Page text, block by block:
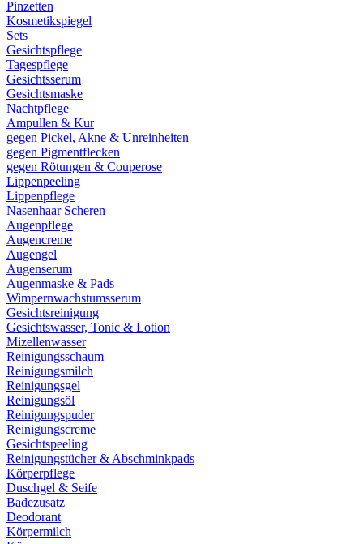
Pinzetten
Kosmetikspiegel
Sets
Gesichtspflege
Tagespflege
Gesichtsserum
Gesichtsmaske
Nachtpflege
Ampullen & Kur
gegen Pickel, Akne & Unreinheiten
gegen Pigmentflecken
gegen Rötungen & Couperose
Lippenpeeling
Lippenpflege
Nasenhaar Scheren
Augenpflege
Augencreme
Augengel
Augenserum
Augenmaske & Pads
Wimpernwachstumsserum
Gesichtsreinigung
Gesichtswasser, Tonic & Lotion
Mizellenwasser
Reinigungsschaum
Reinigungsmilch
Reinigungsgel
Reinigungsöl
Reinigungspuder
Reinigungscreme
Gesichtspeeling
Reinigungstücher & Abschminkpads
Körperpflege
Duschgel & Seife
Badezusatz
Deodorant
Körpermilch